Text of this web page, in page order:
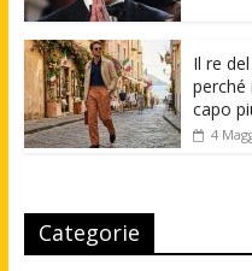
Il re
perché
capo
4
Categorie